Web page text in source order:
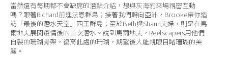
當然還有每期都不會缺席的潛點介紹，想與灰海豹來場親密互動
嗎？跟著Richard前進法恩群島；接著我們轉向亞洲，Brooke帶你造
訪「最後的潛水天堂」四王群島；至於Beth與Shaun夫婦，則是在馬
爾地夫展開疫情後的首次潛水。說到馬爾地夫，Reefscapers用他們
自製的珊瑚骨架，復育此處的珊瑚，期望後人能親眼目睹珊瑚的美
麗。